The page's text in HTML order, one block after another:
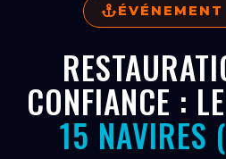
CONFIANCE :
15